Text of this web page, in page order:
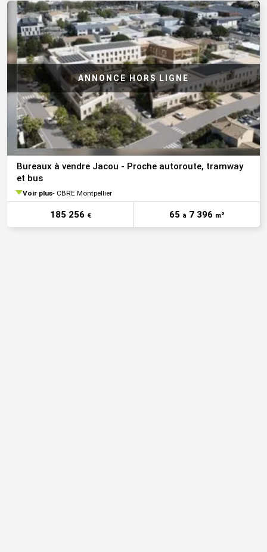
Bureaux à vendre Jacou - Proche autoroute, tramway
et bus
Voir plus CBRE Montpellier
185 256 € 65 à 7 396 m²